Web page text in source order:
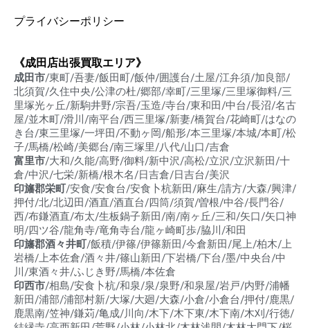
プライバシーポリシー
《成田店出張買取エリア》
成田市/東町/吾妻/飯田町/飯仲/囲護台/土屋/江弁須/加良部/
北須賀/久住中央/公津の杜/郷部/幸町/三里塚/三里塚御料/三
里塚光ヶ丘/新駒井野/宗吾/玉造/寺台/東和田/中台/長沼/名古
屋/並木町/滑川/南平台/西三里塚/新妻/橋賀台/花崎町/はなの
き台/東三里塚/一坪田/不動ヶ岡/船形/本三里塚/本城/本町/松
子/馬橋/松崎/美郷台/南三塚里/八代/山口/吉倉
富里市/大和/久能/高野/御料/新中沢/高松/立沢/立沢新田/十
倉/中沢/七栄/新橋/根木名/日吉倉/日吉台/美沢
印旛郡栄町/安食/安食台/安食卜杭新田/麻生/請方/大森/興津/
押付/北/北辺田/酒直/酒直台/四筒/須賀/曽根/中谷/長門谷/
西/布鎌酒直/布太/生板鍋子新田/南/南ヶ丘/三和/矢口/矢口神
明/四ツ谷/龍角寺/竜角寺台/龍ヶ崎町歩/脇川/和田
印旛郡酒々井町/飯積/伊篠/伊篠新田/今倉新田/尾上/柏木/上
岩橋/上本佐倉/酒々井/篠山新田/下岩橋/下台/墨/中央台/中
川/東酒々井/ふじき野/馬橋/本佐倉
印西市/相島/安食卜杭/和泉/泉/泉野/和泉屋/岩戸/内野/浦幡
新田/浦部/浦部村新/大塚/大廻/大森/小倉/小倉台/押付/鹿黒/
鹿黒南/笠神/鎌苅/亀成/川向/木下/木下東/木下南/木刈/行徳/